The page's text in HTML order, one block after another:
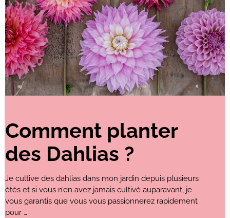
Comment planter
des Dahlias ?
Je cultive des dahlias dans mon jardin depuis plusieurs
étés et si vous n’en avez jamais cultivé auparavant, je
vous garantis que vous vous passionnerez rapidement
pour …